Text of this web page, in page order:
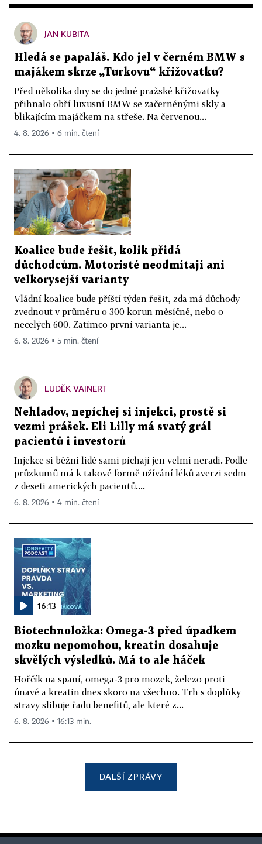
JAN KUBITA
Hledá se papaláš. Kdo jel v černém BMW s
majákem skrze „Turkovu“ křižovatku?
Před několika dny se do jedné pražské křižovatky
přihnalo obří luxusní BMW se začerněnými skly a
blikajícím majáčkem na střeše. Na červenou...
4. 8. 2026 ▪ 6 min. čtení
Koalice bude řešit, kolik přidá
důchodcům. Motoristé neodmítají ani
velkorysejší varianty
Vládní koalice bude příští týden řešit, zda má důchody
zvednout v průměru o 300 korun měsíčně, nebo o
necelých 600. Zatímco první varianta je...
6. 8. 2026 ▪ 5 min. čtení
LUDĚK VAINERT
Nehladov, nepíchej si injekci, prostě si
vezmi prášek. Eli Lilly má svatý grál
pacientů i investorů
Injekce si běžní lidé sami píchají jen velmi neradi. Podle
průzkumů má k takové formě užívání léků averzi sedm
z deseti amerických pacientů....
6. 8. 2026 ▪ 4 min. čtení
16:13
Biotechnoložka: Omega-3 před úpadkem
mozku nepomohou, kreatin dosahuje
skvělých výsledků. Má to ale háček
Hořčík na spaní, omega-3 pro mozek, železo proti
únavě a kreatin dnes skoro na všechno. Trh s doplňky
stravy slibuje řadu benefitů, ale které z...
6. 8. 2026 ▪ 16:13 min.
DALŠÍ ZPRÁVY